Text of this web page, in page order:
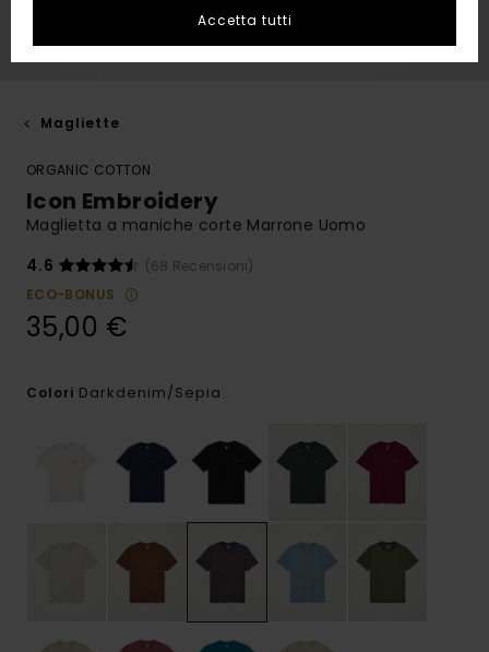
Magliette
ORGANIC COTTON
Icon Embroidery
Maglietta a maniche corte Marrone Uomo
4.6
(68 Recensioni)
ECO-BONUS
35,00 €
Colori Darkdenim/sepia
Accetta tutti